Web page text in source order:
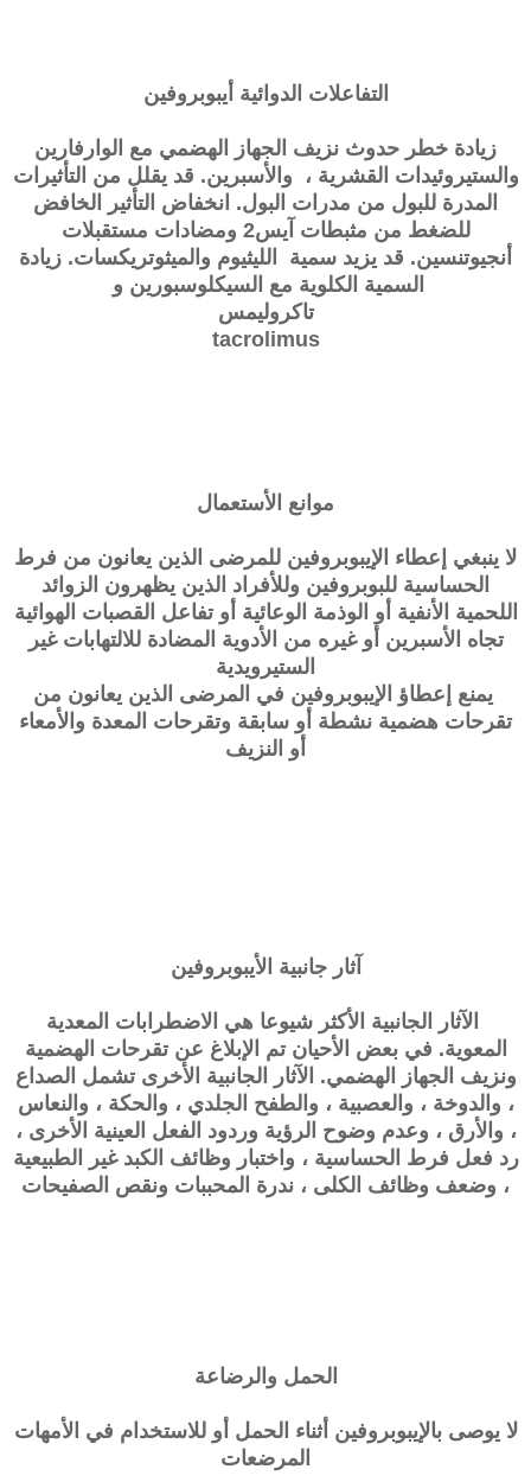
التفاعلات الدوائية أيبوبروفين
زيادة خطر حدوث نزيف الجهاز الهضمي مع الوارفارين
والستيروئيدات القشرية ، والأسبرين. قد يقلل من التأثيرات
المدرة للبول من مدرات البول. انخفاض التأثير الخافض
للضغط من مثبطات آيس2 ومضادات مستقبلات
أنجيوتنسين. قد يزيد سمية الليثيوم والميثوتريكسات. زيادة
السمية الكلوية مع السيكلوسبورين و
تاكروليمس
tacrolimus
موانع الأستعمال
لا ينبغي إعطاء الإيبوبروفين للمرضى الذين يعانون من فرط
الحساسية للبوبروفين وللأفراد الذين يظهرون الزوائد
اللحمية الأنفية أو الوذمة الوعائية أو تفاعل القصبات الهوائية
تجاه الأسبرين أو غيره من الأدوية المضادة للالتهابات غير
الستيرويدية
يمنع إعطاؤ الإيبوبروفين في المرضى الذين يعانون من
تقرحات هضمية نشطة أو سابقة وتقرحات المعدة والأمعاء
أو النزيف
آثار جانبية الأيبوبروفين
الآثار الجانبية الأكثر شيوعا هي الاضطرابات المعدية
المعوية. في بعض الأحيان تم الإبلاغ عن تقرحات الهضمية
ونزيف الجهاز الهضمي. الآثار الجانبية الأخرى تشمل الصداع
، والدوخة ، والعصبية ، والطفح الجلدي ، والحكة ، والنعاس
، والأرق ، وعدم وضوح الرؤية وردود الفعل العينية الأخرى ،
رد فعل فرط الحساسية ، واختبار وظائف الكبد غير الطبيعية
، وضعف وظائف الكلى ، ندرة المحببات ونقص الصفيحات
الحمل والرضاعة
لا يوصى بالإيبوبروفين أثناء الحمل أو للاستخدام في الأمهات
المرضعات